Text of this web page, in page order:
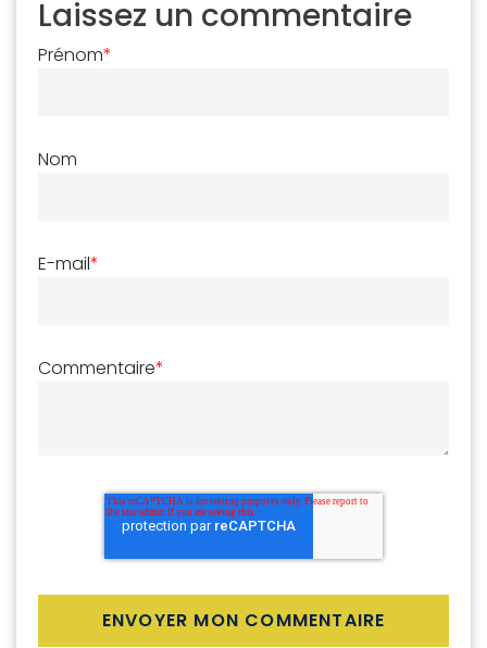
Laissez un commentaire
Prénom*
Nom
E-mail*
Commentaire*